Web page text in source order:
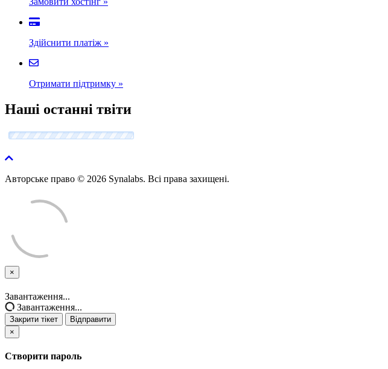
Здійснити платіж »
Отримати підтримку »
Наші останні твіти
Авторське право © 2026 Synalabs. Всі права захищені.
×
Закрити
Завантаження...
Завантаження...
Закрити тікет
Відправити
×
Створити пароль